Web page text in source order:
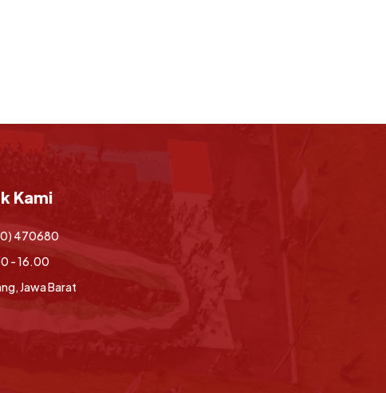
Kami
470680
- 16.00
Jawa Barat